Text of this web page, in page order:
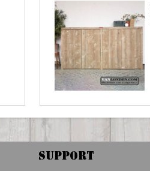
Support